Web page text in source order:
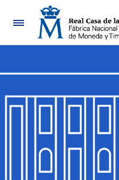
Navegació
Mostra/Amaga
Mostra/Amaga
Mostra/Amaga